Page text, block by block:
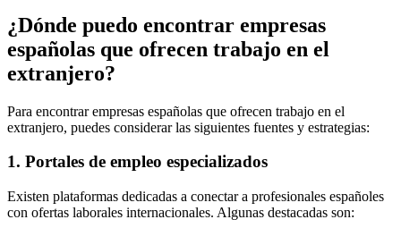
¿Dónde puedo encontrar empresas
españolas que ofrecen trabajo en el
extranjero?
Para encontrar empresas españolas que ofrecen trabajo en el
extranjero, puedes considerar las siguientes fuentes y estrategias:
1. Portales de empleo especializados
Existen plataformas dedicadas a conectar a profesionales españoles
con ofertas laborales internacionales. Algunas destacadas son: